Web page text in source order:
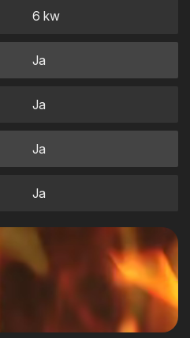
6 kw
Ja
Ja
Ja
Ja